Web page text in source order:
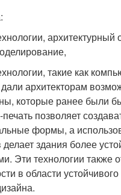
архитектурный
такие как
архитекторам
которые ранее были
позволяет
формы, а
здания более
Эти технологии также
в области устойчивого